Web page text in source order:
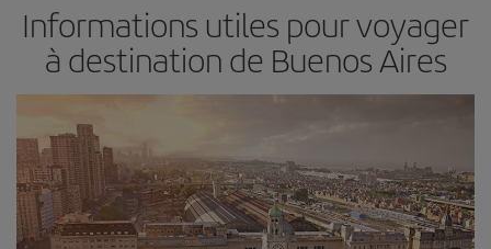
Informations utiles pour voyager
à destination de Buenos Aires